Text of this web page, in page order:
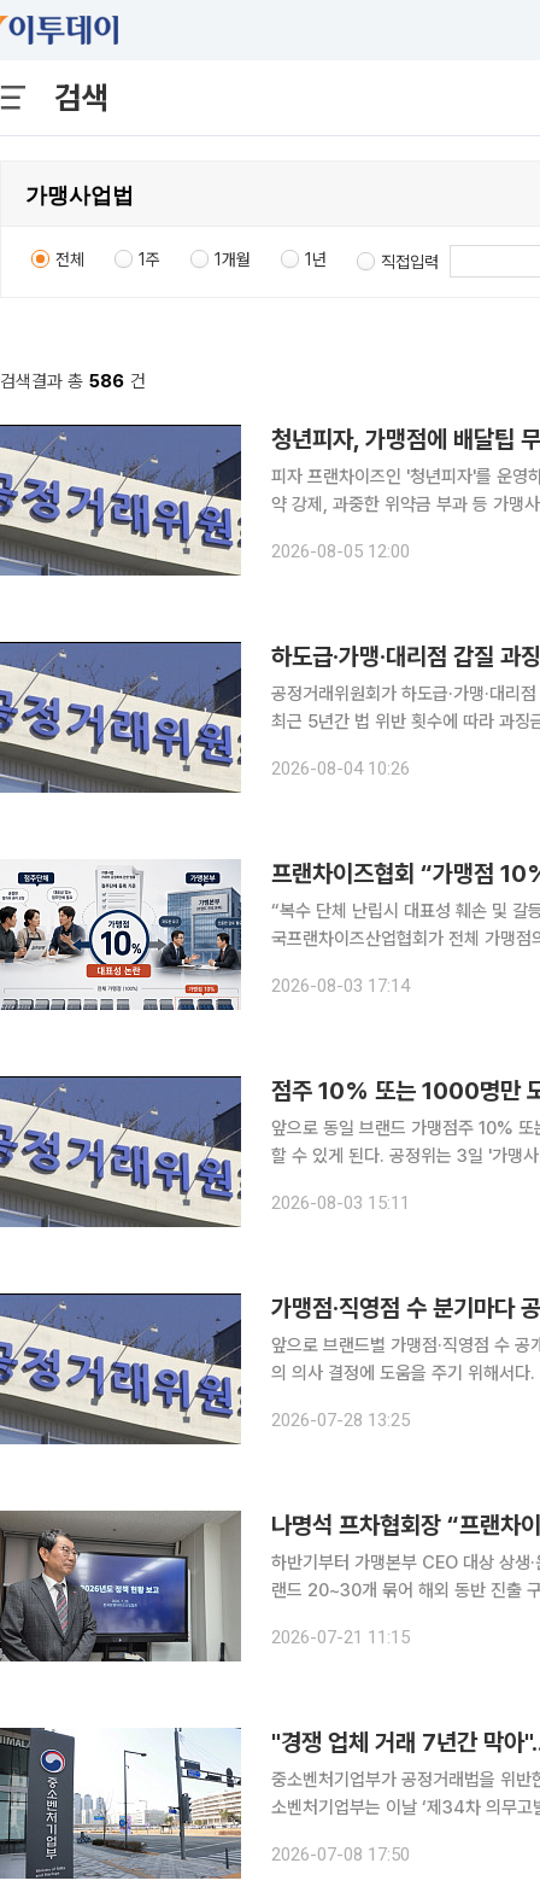
검색
전체 1주 1개월 1년 직접입력
검색결과 총 586 건
청년피자, 가맹점에 배달팁
피자 프랜차이즈인 '청년피자'를 운
약 강제, 과중한 위약금 부과 등 가맹
도록 강제하고, 지정된 필수품목을 다
2026-08-05 12:00
하도급·가맹·대리점 갑질
공정거래위원회가 하도급·가맹·대리
최근 5년간 법 위반 횟수에 따라 과징금을 최대
2026-08-04 10:26
프랜차이즈협회 “가맹점
“복수 단체 난립시 대표성 훼손 및 갈
국프랜차이즈산업협회가 전체 가맹
맹본부의 경영 판단까지 협의 대상에
2026-08-03 17:14
점주 10% 또는 1000명만
앞으로 동일 브랜드 가맹점주 10%
할 수 있게 된다. 공정위는 3일 '가맹사업거래의 공정화에 관한 법률 시행령' 개정안을 다음 달 14일
2026-08-03 15:11
가맹점·직영점 수 분기마다
앞으로 브랜드별 가맹점·직영점 수
의 의사 결정에 도움을 주기 위해서다
사업법 시행령 개정안'이 통과됐다고
2026-07-28 13:25
하반기부터 가맹본부 CEO 대상 상생
랜드 20~30개 묶어 해외 동반 진출 구상 나명석 한국프랜차이즈산업협회장이 프랜차이
부담을 낮추기 위한 공제회를 도입하
2026-07-21 11:15
"경쟁 업체 거래 7년간 막아
중소벤처기업부가 공정거래법을 위반
소벤처기업부는 이날 ‘제34차 의무고
발한 6개 법률(하도급법·공정거래법·
2026-07-08 17:50